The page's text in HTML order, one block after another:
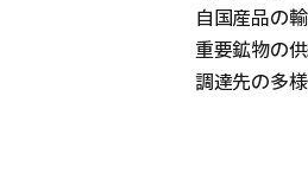
自国産品の
重要鉱物の
調達先の多